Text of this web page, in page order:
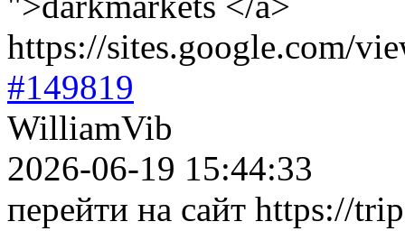
https://sites.google.com/
#149819
WilliamVib
2026-06-19 15:44:33
перейти на сайт https://